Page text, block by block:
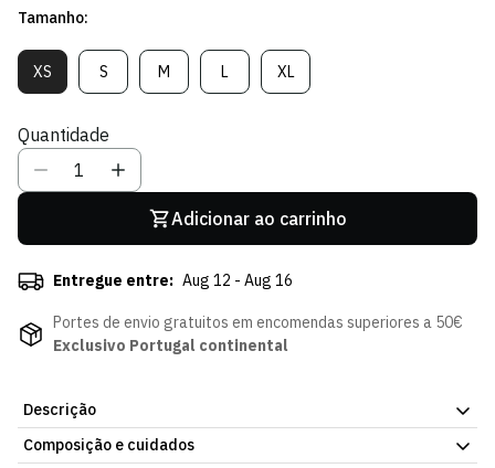
Sócio
Tamanho:
XSVariante
Esgotada
Indisponível
SVariante
Esgotada
Indisponível
MVariante
Esgotada
LVariante
Esgotada
XLVariante
Esgotada
Quantidade
Adicionar ao carrinho
Entregue entre: Aug 12 - Aug 16
Portes de envio gratuitos em encomendas superiores a 50€
Exclusivo Portugal continental
Descrição
T-shirt Crop Pink Foam - Mulher. Uma peça fácil de usar, dentro ou
Composição e cuidados